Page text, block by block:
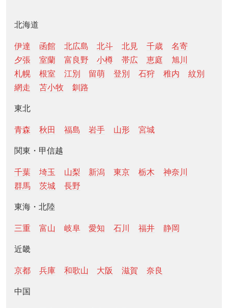
北海道
伊達 函館 北広島 北斗 北見 千歳
名寄
夕張
室蘭 富良野 小樽 帯広 恵庭
旭川
札幌
根室 江別 留萌 登別 石狩 稚内
紋別
網走
苫小牧 釧路
東北
青森 秋田 福島 岩手 山形 宮城
関東・甲信越
千葉 埼玉 山梨 新潟 東京 栃木
神奈川
群馬
茨城 長野
東海・北陸
三重 富山 岐阜 愛知 石川 福井 静岡
近畿
京都 兵庫 和歌山 大阪 滋賀 奈良
中国